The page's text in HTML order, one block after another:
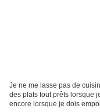
Je ne me lasse pas de
des plats tout prêts lorsque
encore lorsque je dois